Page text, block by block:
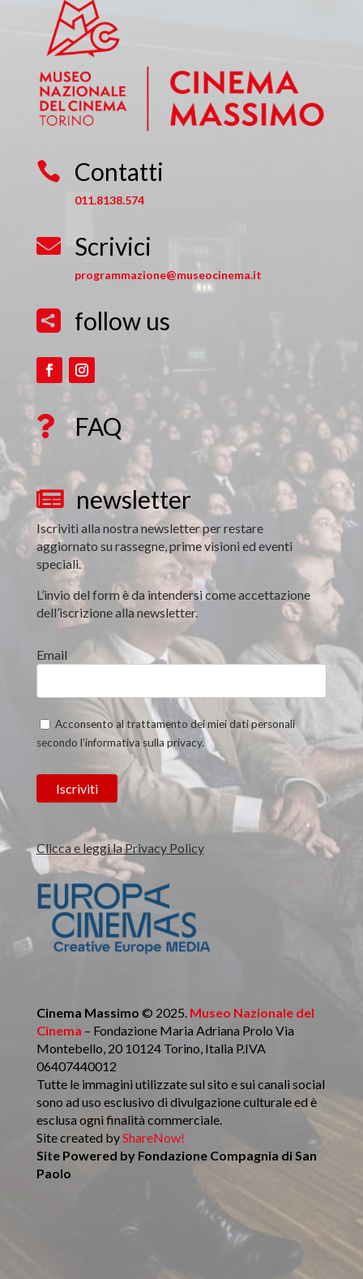
 Contatti
011.8138.574
 Scrivici
programmazione@museocinema.it
 follow us
 FAQ
 newsletter
Iscriviti alla nostra newsletter per restare
aggiornato su rassegne, prime visioni ed eventi
speciali.
L’invio del form è da intendersi come accettazione
dell’iscrizione alla newsletter.
Email
Acconsento al trattamento dei miei dati personali
secondo l’informativa sulla privacy.
Clicca e leggi la Privacy Policy
Cinema Massimo © 2025. Museo Nazionale del
Cinema – Fondazione Maria Adriana Prolo Via
Montebello, 20 10124 Torino, Italia P.IVA
06407440012
Tutte le immagini utilizzate sul sito e sui canali social
sono ad uso esclusivo di divulgazione culturale ed è
esclusa ogni finalità commerciale.
Site created byShareNow!
Site Powered by Fondazione Compagnia di San
Paolo